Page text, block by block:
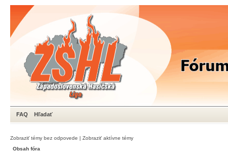
FAQ Hľadať
Zobraziť témy bez odpovede | Zobraziť aktívne témy
Obsah fóra